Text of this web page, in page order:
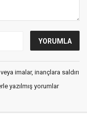
imalar, inançlara saldırı
yazılmış yorumlar